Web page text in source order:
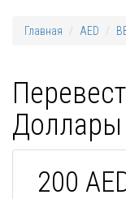
Главная AED
Доллары
200